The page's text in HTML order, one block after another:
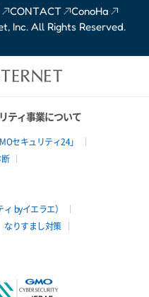
CONTACT ConoHa
Inc. All Rights Reserved.
ティ事業について
セキュリティ24」
byイエラエ）
なりすまし対策